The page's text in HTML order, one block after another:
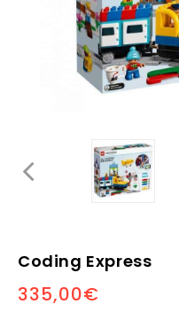
Coding Express
335,00€